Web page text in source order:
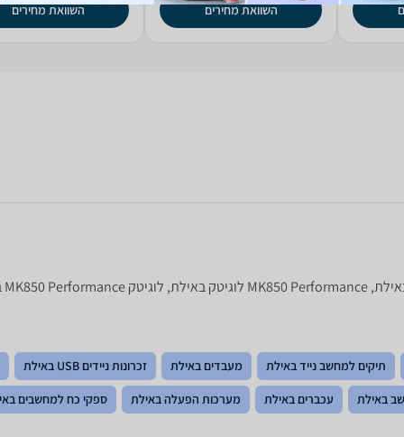
השוואת מחירים השוואת מחירים
תיקים למחשב נייד באילת מעבדים באילת זכרונות ניידים USB באילת
באילת עכברים באילת מערכות הפעלה באילת ספקי כח למחשבים